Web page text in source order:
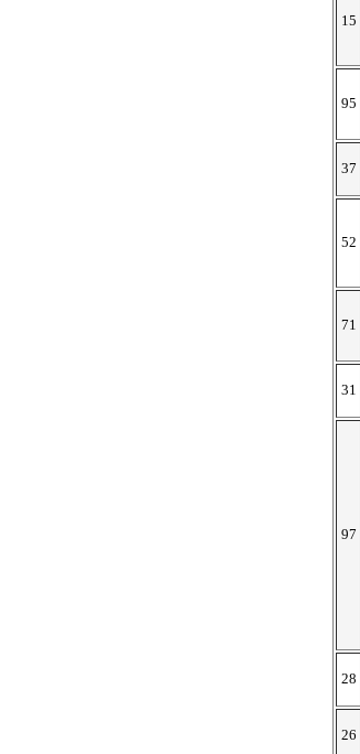
15
95
37
52
71
31
97
28
26